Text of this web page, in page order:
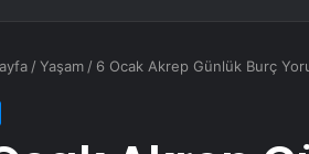
/Yaşam / 6 Ocak Akrep Günlük Burç